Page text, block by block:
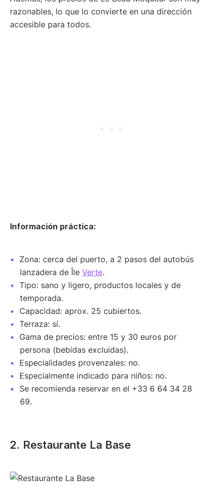
razonables, lo que lo convierte en una dirección
accesible para todos.
Información práctica:
Zona: cerca del puerto, a 2 pasos del autobús
lanzadera de Île Verte.
Tipo: sano y ligero, productos locales y de
temporada.
Capacidad: aprox. 25 cubiertos.
Terraza: sí.
Gama de precios: entre 15 y 30 euros por
persona (bebidas excluidas).
Especialidades provenzales: no.
Especialmente indicado para niños: no.
Se recomienda reservar en el +33 6 64 34 28
69.
2. Restaurante La Base